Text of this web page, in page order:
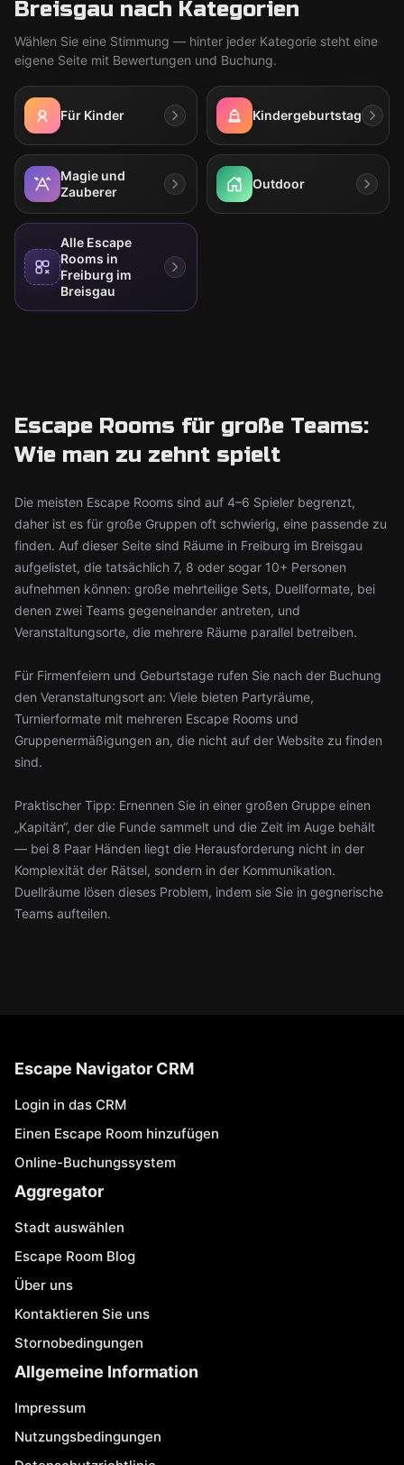
Breisgau nach Kategorien
Wählen Sie eine Stimmung — hinter jeder Kategorie steht eine
eigene Seite mit Bewertungen und Buchung.
Für Kinder Kindergeburtstag
Magie und
Zauberer
Outdoor
Alle Escape
Rooms in
Freiburg im
Breisgau
Escape Rooms für große Teams:
Wie man zu zehnt spielt
Die meisten Escape Rooms sind auf 4–6 Spieler begrenzt,
daher ist es für große Gruppen oft schwierig, eine passende zu
finden. Auf dieser Seite sind Räume in Freiburg im Breisgau
aufgelistet, die tatsächlich 7, 8 oder sogar 10+ Personen
aufnehmen können: große mehrteilige Sets, Duellformate, bei
denen zwei Teams gegeneinander antreten, und
Veranstaltungsorte, die mehrere Räume parallel betreiben.
Für Firmenfeiern und Geburtstage rufen Sie nach der Buchung
den Veranstaltungsort an: Viele bieten Partyräume,
Turnierformate mit mehreren Escape Rooms und
Gruppenermäßigungen an, die nicht auf der Website zu finden
sind.
Praktischer Tipp: Ernennen Sie in einer großen Gruppe einen
„Kapitän“, der die Funde sammelt und die Zeit im Auge behält
— bei 8 Paar Händen liegt die Herausforderung nicht in der
Komplexität der Rätsel, sondern in der Kommunikation.
Duellräume lösen dieses Problem, indem sie Sie in gegnerische
Teams aufteilen.
Escape Navigator CRM
Login in das CRM
Einen Escape Room hinzufügen
Online-Buchungssystem
Aggregator
Stadt auswählen
Escape Room Blog
Über uns
Kontaktieren Sie uns
Stornobedingungen
Allgemeine Information
Impressum
Nutzungsbedingungen